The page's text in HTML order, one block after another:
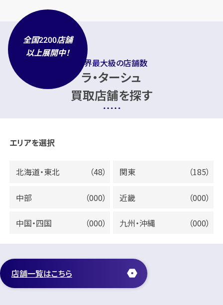
業界最大級の店舗数
ラ・ターシュ
買取店舗を探す
全国2200店舗
以上展開中！
エリアを選択
北海道・東北 （48） 関東 （185）
中部 （000） 近畿 （000）
中国・四国 （000） 九州・沖縄 （000）
店舗一覧はこちら